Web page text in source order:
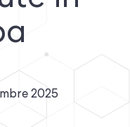
2025